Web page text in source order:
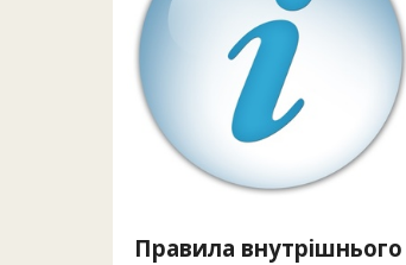
Правила внутрішнього